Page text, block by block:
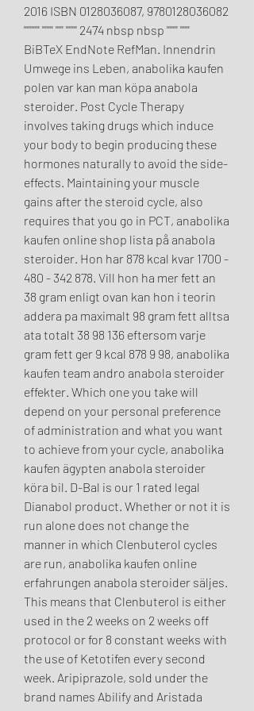
2016 ISBN 0128036087, 9780128036082
'''''''''' ''''''' ''''' ''''''' 2474 nbsp nbsp ''''''' ''''''
BiBTeX EndNote RefMan. Innendrin
Umwege ins Leben, anabolika kaufen
polen var kan man köpa anabola
steroider. Post Cycle Therapy
involves taking drugs which induce
your body to begin producing these
hormones naturally to avoid the side-
effects. Maintaining your muscle
gains after the steroid cycle, also
requires that you go in PCT, anabolika
kaufen online shop lista på anabola
steroider. Hon har 878 kcal kvar 1700 -
480 - 342 878. Vill hon ha mer fett an
38 gram enligt ovan kan hon i teorin
addera pa maximalt 98 gram fett alltsa
ata totalt 38 98 136 eftersom varje
gram fett ger 9 kcal 878 9 98, anabolika
kaufen team andro anabola steroider
effekter. Which one you take will
depend on your personal preference
of administration and what you want
to achieve from your cycle, anabolika
kaufen ägypten anabola steroider
köra bil. D-Bal is our 1 rated legal
Dianabol product. Whether or not it is
run alone does not change the
manner in which Clenbuterol cycles
are run, anabolika kaufen online
erfahrungen anabola steroider säljes.
This means that Clenbuterol is either
used in the 2 weeks on 2 weeks off
protocol or for 8 constant weeks with
the use of Ketotifen every second
week. Aripiprazole, sold under the
brand names Abilify and Aristada